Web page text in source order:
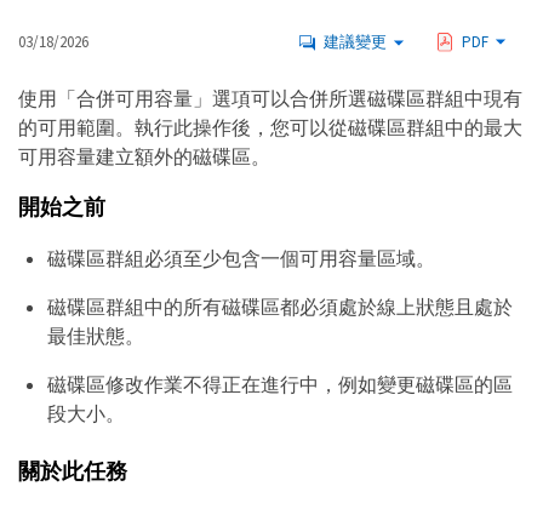
03/18/2026 建議變更 PDF
使用「合併可用容量」選項可以合併所選磁碟區群組中現有
的可用範圍。執行此操作後，您可以從磁碟區群組中的最大
可用容量建立額外的磁碟區。
開始之前
磁碟區群組必須至少包含一個可用容量區域。
磁碟區群組中的所有磁碟區都必須處於線上狀態且處於
最佳狀態。
磁碟區修改作業不得正在進行中，例如變更磁碟區的區
段大小。
關於此任務